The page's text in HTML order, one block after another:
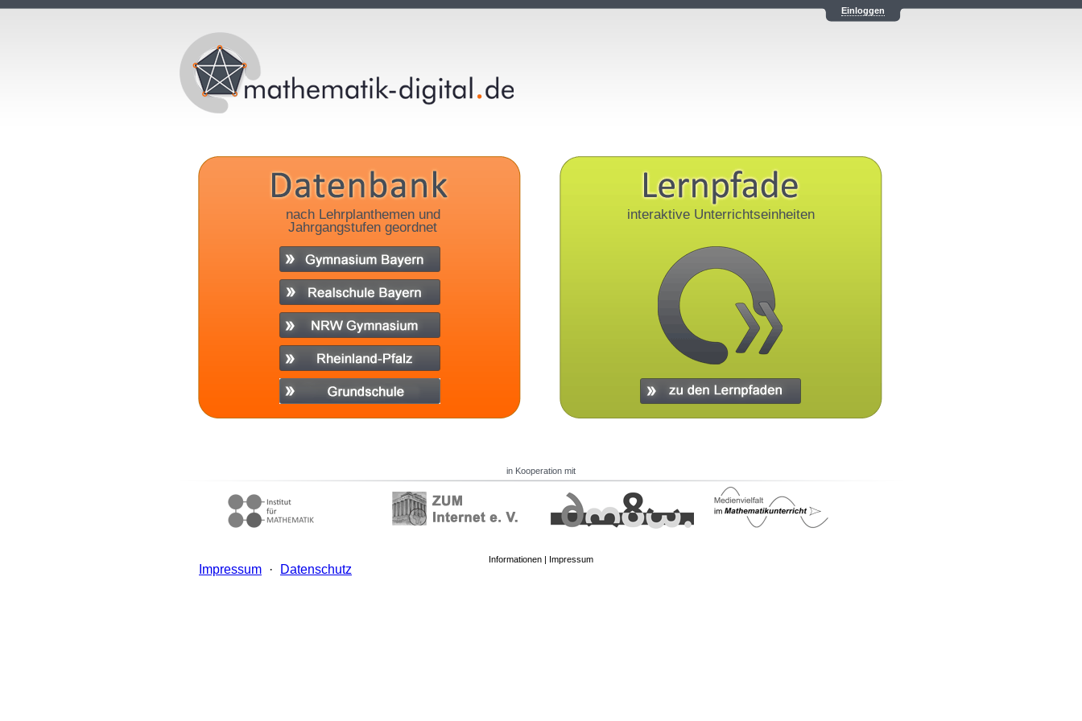
Einloggen
nach Lehrplanthemen und
Jahrgangstufen geordnet
interaktive Unterrichtseinheiten
in Kooperation mit
Informationen | Impressum
Impressum · Datenschutz